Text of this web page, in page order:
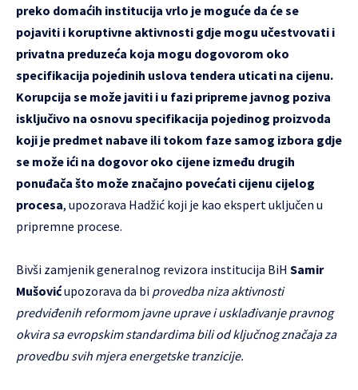
preko domaćih institucija vrlo je moguće da će se
pojaviti i koruptivne aktivnosti gdje mogu učestvovati i
privatna preduzeća koja mogu dogovorom oko
specifikacija pojedinih uslova tendera uticati na cijenu.
Korupcija se može javiti i u fazi pripreme javnog poziva
isključivo na osnovu specifikacija pojedinog proizvoda
koji je predmet nabave ili tokom faze samog izbora gdje
se može ići na dogovor oko cijene između drugih
ponuđača što može značajno povećati cijenu cijelog
procesa, upozorava Hadžić koji je kao ekspert uključen u
pripremne procese.
Bivši zamjenik generalnog revizora institucija BiH Samir
Mušovićupozorava da bi provedba niza aktivnosti
predviđenih reformom javne uprave i usklađivanje pravnog
okvira sa evropskim standardima bili od ključnog značaja za
provedbu svih mjera energetske tranzicije.